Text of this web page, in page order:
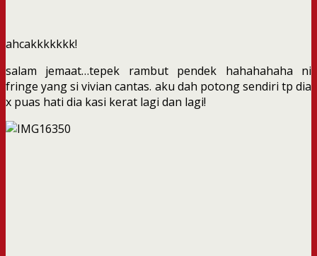
ahcakkkkkkk!
salam jemaat…tepek rambut pendek hahahahaha ni
fringe yang si vivian cantas. aku dah potong sendiri tp dia
x puas hati dia kasi kerat lagi dan lagi!